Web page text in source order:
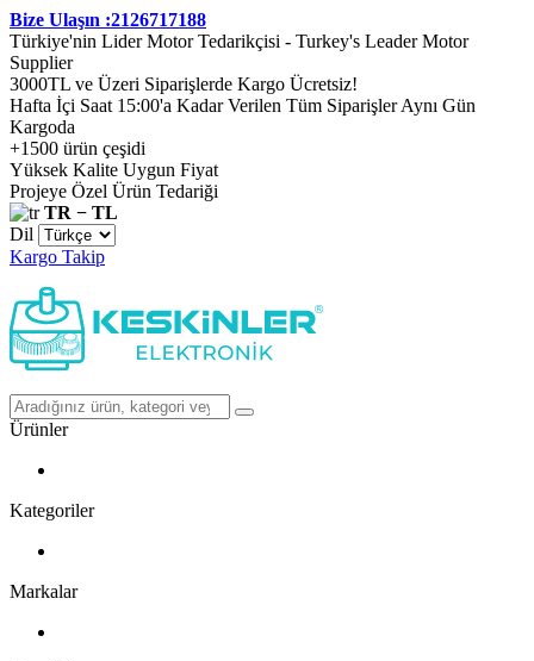
Bize Ulaşın :2126717188
Türkiye'nin Lider Motor Tedarikçisi - Turkey's Leader Motor
Supplier
3000TL ve Üzeri Siparişlerde Kargo Ücretsiz!
Hafta İçi Saat 15:00'a Kadar Verilen Tüm Siparişler Aynı Gün
Kargoda
+1500 ürün çeşidi
Yüksek Kalite Uygun Fiyat
Projeye Özel Ürün Tedariği
TR − TL
Dil
Kargo Takip
Ürünler
Kategoriler
Markalar